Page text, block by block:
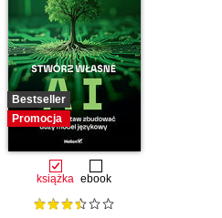
Bestseller
Promocja
książka ebook